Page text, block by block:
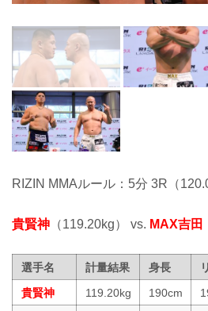
RIZIN MMAルール：5分 3R（
貴賢神 （119.20kg） vs. MAX吉田
選手名 計量結果 身長
貴賢神
119.20kg 190cm